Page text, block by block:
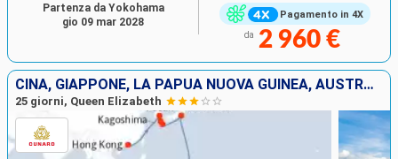
Pagamento in 4X
da 2 960 €
Partenza da Yokohama
gio 09 mar 2028
CINA, GIAPPONE, LA PAPUA NUOVA GUINEA, AUSTRALIA
25 giorni, Queen Elizabeth